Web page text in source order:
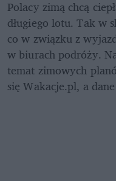
Polacy zimą chcą
długiego lotu. Tak w
co w związku z
w biurach podróży.
temat zimowych
się Wakacje.pl, a